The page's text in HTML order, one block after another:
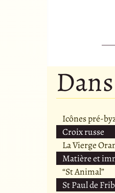
Icônes pré-
Croix russe
La Vierge
Matière et
“St Animal”
St Paul de